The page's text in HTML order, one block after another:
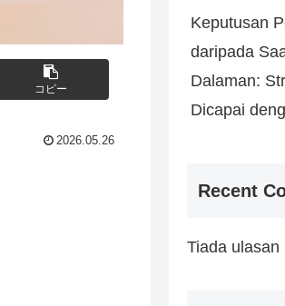
コピー
2026.05.26
Keputusan
daripada
Dalaman:
Dicapai
Recent
Tiada ulasan